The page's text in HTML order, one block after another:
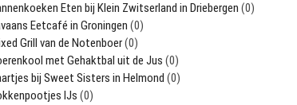
Eten bij Klein Zwitserland in Driebergen (0)
Eetcafé in Groningen (0)
Grill van de Notenboer(0)
met Gehaktbal uit de Jus (0)
bij Sweet Sisters in Helmond (0)
IJs (0)